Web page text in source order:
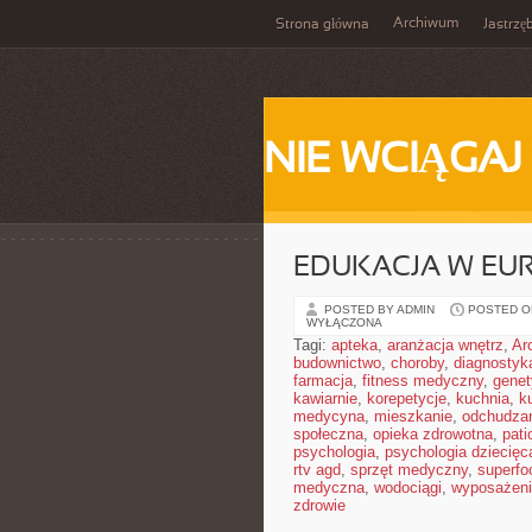
Strona główna Archiwum
NIE WCIĄGAJ
EDUKACJA W
POSTED BY ADMIN POSTED
WYŁĄCZONA
Tagi: apteka, aranżacja wnętrz,
budownictwo, choroby,
farmacja, fitness medyczny,
kawiarnie, korepetycje, kuchnia,
medycyna, mieszkanie,
społeczna, opieka zdrowotna,
psychologia, psychologia
rtv agd, sprzęt medyczny,
medyczna, wodociągi,
zdrowie